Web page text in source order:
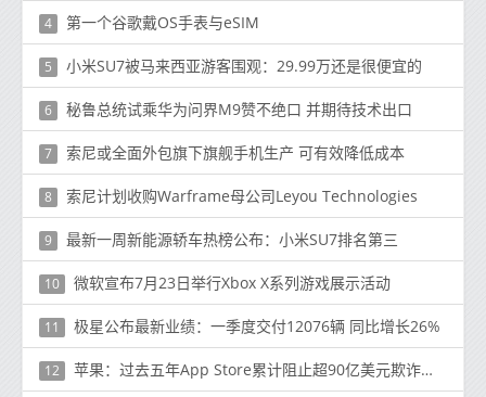
4 第一个谷歌戴OS手表与eSIM
5 小米SU7被马来西亚游客围观：29.99万还是很便宜的
6 秘鲁总统试乘华为问界M9赞不绝口 并期待技术出口
7 索尼或全面外包旗下旗舰手机生产 可有效降低成本
8 索尼计划收购Warframe母公司Leyou Technologies
9 最新一周新能源轿车热榜公布：小米SU7排名第三
10 微软宣布7月23日举行Xbox X系列游戏展示活动
11 极星公布最新业绩：一季度交付12076辆 同比增长26%
12 苹果：过去五年App Store累计阻止超90亿美元欺诈交易